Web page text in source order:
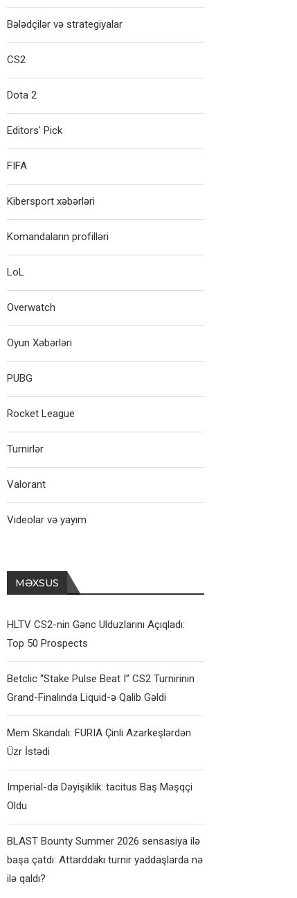
Bələdçilər və strategiyalar
CS2
Dota 2
Editors' Pick
FIFA
Kibersport xəbərləri
Komandaların profilləri
LoL
Overwatch
Oyun Xəbərləri
PUBG
Rocket League
Turnirlər
Valorant
Videolar və yayım
MƏXSUS
HLTV CS2-nin Gənc Ulduzlarını Açıqladı:
Top 50 Prospects
Betclic “Stake Pulse Beat I” CS2 Turnirinin
Grand-Finalında Liquid-ə Qalib Gəldi
Mem Skandalı: FURIA Çinli Azarkeşlərdən
Üzr İstədi
Imperial-da Dəyişiklik: tacitus Baş Məşqçi
Oldu
BLAST Bounty Summer 2026 sensasiya ilə
başa çatdı: Attarddakı turnir yaddaşlarda nə
ilə qaldı?